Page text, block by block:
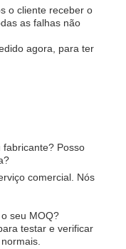
o cliente receber o
as falhas não
agora, para ter
fabricante? Posso
comercial. Nós
seu MOQ?
testar e verificar